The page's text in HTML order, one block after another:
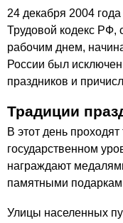
24 декабря 2004
Трудовой кодекс РФ,
рабочим днем,
России был
праздников и
Традиции
В этот день
государственном
награждают
памятными
Улицы населенных